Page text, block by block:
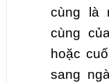
cùng là
cùng
hoặc
sang